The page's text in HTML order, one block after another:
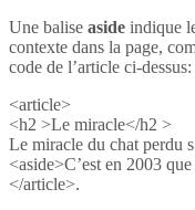
Une balise aside indique
contexte dans la page,
code de l’article ci-dessus:
<article>
<h2 >Le miracle</h2 >
Le miracle du chat perdu
<aside>C’est en 2003
</article>.